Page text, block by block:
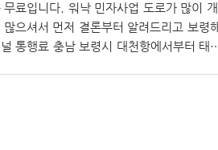
료입니다. 워낙 민자사업 도로가 많이 개
으셔서 먼저 결론부터 알려드리고 보령
통행료 충남 보령시 대천항에서부터 태
는 것 아니야? 하는 걱정도 할 필요가 없습
즐긴 후 10분만에 슝 하고 안면도로 갈